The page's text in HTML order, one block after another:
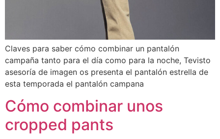
Claves para saber cómo combinar un pantalón
campaña tanto para el día como para la noche, Tevisto
asesoría de imagen os presenta el pantalón estrella de
esta temporada el pantalón campana
Cómo combinar unos
cropped pants